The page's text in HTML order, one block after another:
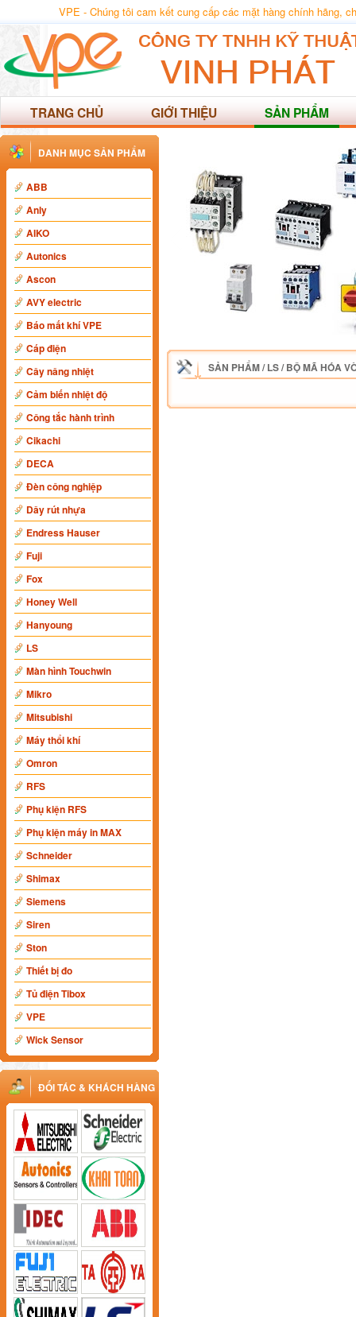
VPE - Chúng tôi cam kết cung cấp các mặt hàng chính hãng,
TRANG CHỦ GIỚI THIỆU SẢN PHẨM
DANH MỤC SẢN PHẨM
ABB
Anly
AIKO
Autonics
Ascon
AVY electric
Báo mất khí VPE
Cáp điện
Cây nâng nhiệt
Cảm biến nhiệt độ
Công tắc hành trình
Cikachi
DECA
Đèn công nghiệp
Dây rút nhựa
Endress Hauser
Fuji
Fox
Honey Well
Hanyoung
LS
Màn hình Touchwin
Mikro
Mitsubishi
Máy thổi khí
Omron
RFS
Phụ kiện RFS
Phụ kiện máy in MAX
Schneider
Shimax
Siemens
Siren
Ston
Thiết bị đo
Tủ điện Tibox
VPE
Wick Sensor
ĐỐI TÁC & KHÁCH HÀNG
SẢN PHẨM/LS/BỘ MÃ HÓA